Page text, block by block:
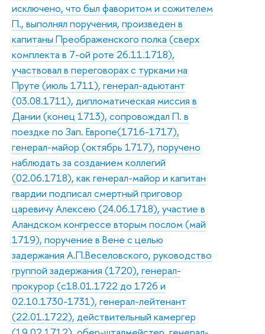
исключено, что был фаворитом и сожителем
П., выполнял поручения, произведен в
капитаны Преображенского полка (сверх
комплекта в 7-ой роте 26.11.1718),
участвовал в переговорах с турками на
Пруте (июль 1711), генерал-адьютант
(03.08.1711), дипломатическая миссия в
Дании (конец 1713), сопровождал П. в
поездке по Зап. Европе(1716-1717),
генерал-майор (октябрь 1717), поручено
наблюдать за созданием коллегий
(02.06.1718), как генерал-майор и капитан
гвардии подписал смертный приговор
царевичу Алексею (24.06.1718), участие в
Аландском конгрессе вторым послом (май
1719), поручение в Вене с целью
задержания А.П.Веселовского, руководство
группой задержания (1720), генерал-
прокурор (с18.01.1722 до 1726 и
02.10.1730-1731), генерал-лейтенант
(22.01.1722), действительный камергер